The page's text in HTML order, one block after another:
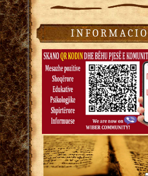
I N F O R M A C I